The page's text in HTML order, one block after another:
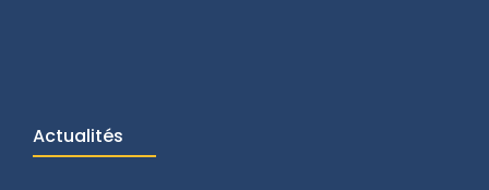
Actualités